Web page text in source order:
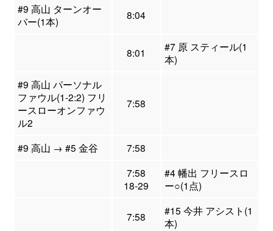
#9 高山 ターンオー
バー(1本)
8:04
8:01
#7 原 スティール(1
本)
#9 高山 パーソナル
ファウル(1-2:2) フリ
ースローオンファウ
ル2
7:58
#9 高山 → #5 金谷
7:58
7:58
18-29
#4 幡出 フリースロ
ー○(1点)
7:58
#15 今井 アシスト(1
本)